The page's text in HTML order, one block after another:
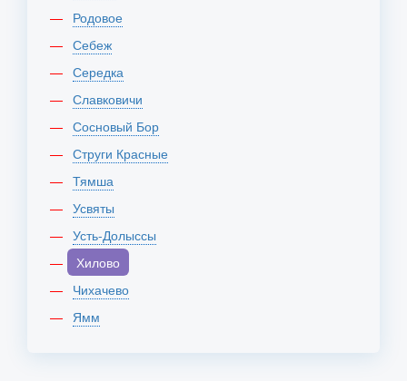
Родовое
Себеж
Середка
Славковичи
Сосновый Бор
Струги Красные
Тямша
Усвяты
Усть-Долыссы
Хилово
Чихачево
Ямм